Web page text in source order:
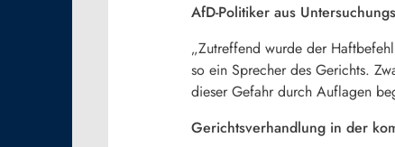
AfD-Politiker aus
„Zutreffend wurde der
so ein Sprecher des Gerichts.
dieser Gefahr durch Auflagen
Gerichtsverhandlung in der